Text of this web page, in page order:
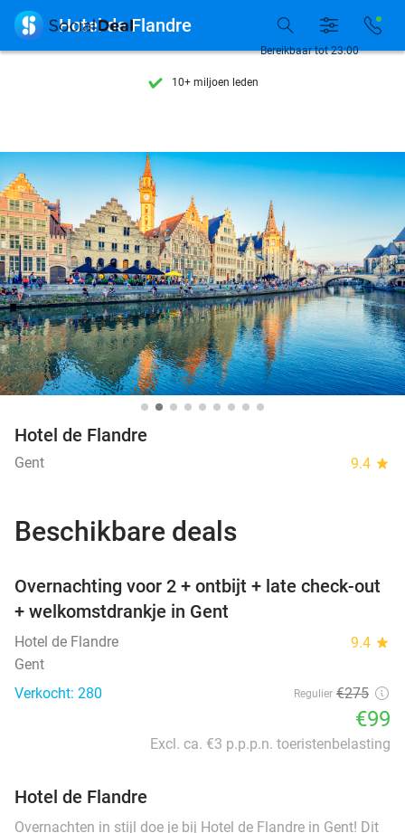
9,4 op basis van
10+ miljoen leden
Bereikbaar tot 23:00
 Hotel de Flandre
Hotel de Flandre
Gent 9.4 star
Beschikbare deals
Overnachting voor 2 + ontbijt + late check-out
+ welkomstdrankje in Gent
Hotel de Flandre 9.4 star
Gent
Verkocht: 280
Regulier €275
€99
Excl. ca. €3 p.p.p.n. toeristenbelasting
Hotel de Flandre
Overnachten in stijl doe je bij Hotel de Flandre in Gent! Dit